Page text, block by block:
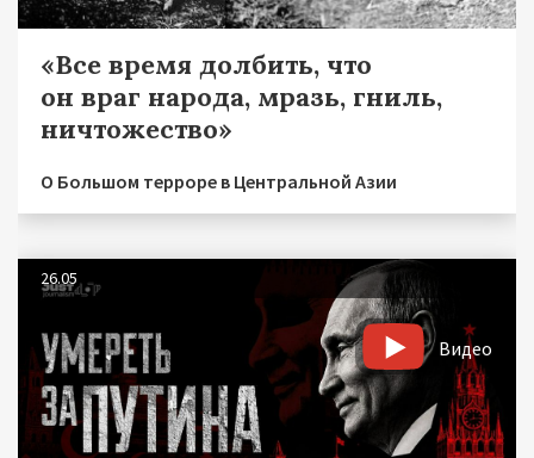
«Все время долбить, что
он враг народа, мразь, гниль,
ничтожество»
О Большом терроре в Центральной Азии
26.05
Видео